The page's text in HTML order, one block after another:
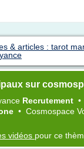
& articles : tarot
sur
Recrutement •
• Cosmospace
vidéos pour ce